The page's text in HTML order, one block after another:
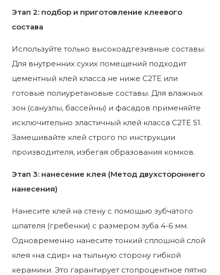
Этап 2: подбор и приготовление клеевого
состава
Используйте только высокоадгезивные составы.
Для внутренних сухих помещений подходит
цементный клей класса не ниже C2TE или
готовые полиуретановые составы. Для влажных
зон (санузлы, бассейны) и фасадов применяйте
исключительно эластичный клей класса C2TE S1.
Замешивайте клей строго по инструкции
производителя, избегая образования комков.
Этап 3: нанесение клея (Метод двухстороннего
нанесения)
Нанесите клей на стену с помощью зубчатого
шпателя (гребенки) с размером зуба 4-6 мм.
Одновременно нанесите тонкий сплошной слой
клея «на сдир» на тыльную сторону гибкой
керамики. Это гарантирует стопроцентное пятно